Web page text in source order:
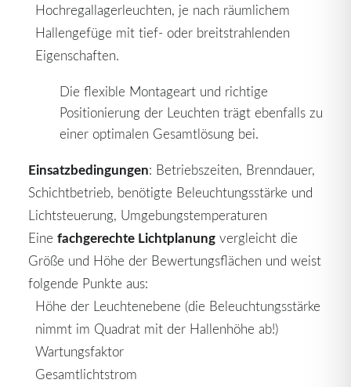
Hochregallagerleuchten, je nach räumlichem
Hallengefüge mit tief- oder breitstrahlenden
Eigenschaften.
Die flexible Montageart und richtige
Positionierung der Leuchten trägt ebenfalls zu
einer optimalen Gesamtlösung bei.
Einsatzbedingungen: Betriebszeiten, Brenndauer,
Schichtbetrieb, benötigte Beleuchtungsstärke und
Lichtsteuerung, Umgebungstemperaturen
Eine fachgerechte Lichtplanung vergleicht die
Größe und Höhe der Bewertungsflächen und weist
folgende Punkte aus:
Höhe der Leuchtenebene (die Beleuchtungsstärke
nimmt im Quadrat mit der Hallenhöhe ab!)
Wartungsfaktor
Gesamtlichtstrom